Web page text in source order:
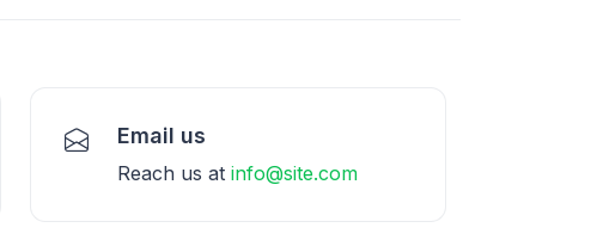
Email us
Reach us at info@site.com